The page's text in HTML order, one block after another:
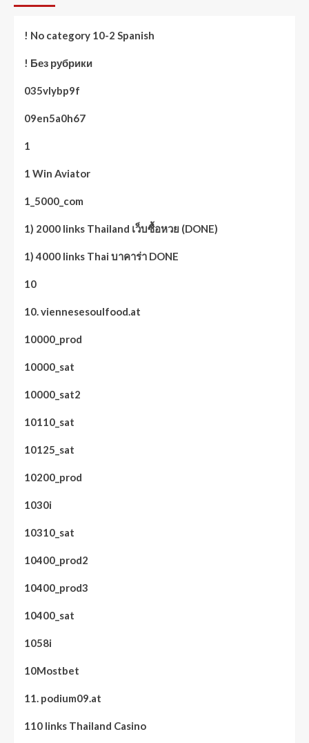
! No category 10-2 Spanish
! Без рубрики
035vlybp9f
09en5a0h67
1
1 Win Aviator
1_5000_com
1) 2000 links Thailand เว็บซื้อหวย (DONE)
1) 4000 links Thai บาคาร่า DONE
10
10. viennesesoulfood.at
10000_prod
10000_sat
10000_sat2
10110_sat
10125_sat
10200_prod
1030i
10310_sat
10400_prod2
10400_prod3
10400_sat
1058i
10Mostbet
11. podium09.at
110 links Thailand Casino